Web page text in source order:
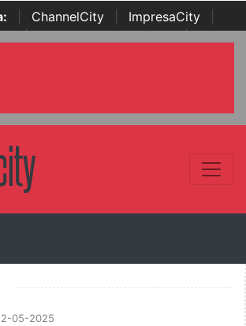
ChannelCity ImpresaCity
| Italian Channel Awards | Italian
05-2025